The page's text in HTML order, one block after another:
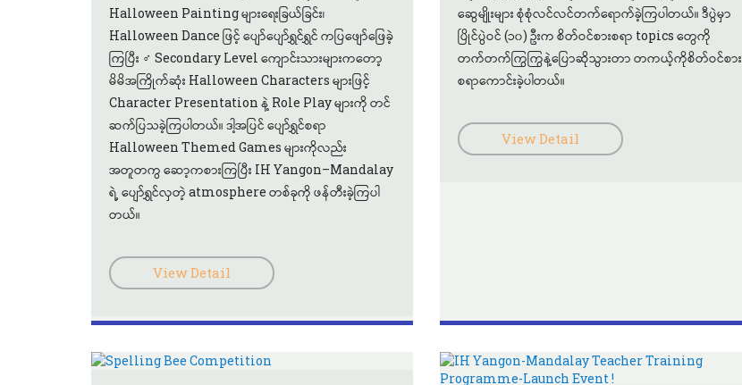
Halloween Painting များရေးခြယ်ခြင်း၊
Halloween Dance ဖြင့် ပျော်ပျော်ရွှင်ရွှင် ကပြဖျော်ဖြေခဲ့
ကြပြီး ‍♂️ Secondary Level ကျောင်းသားများကတော့
မိမိအကြိုက်ဆုံး Halloween Characters များဖြင့်
Character Presentation နဲ့ Role Play များကို တင်
ဆက်ပြသခဲ့ကြပါတယ်။ ဒါ့အပြင် ပျော်ရွှင်စရာ
Halloween Themed Games များကိုလည်း
အတူတကွ ဆော့ကစားကြပြီး IH Yangon–Mandalay
ရဲ့ ပျော်ရွှင်လှတဲ့ atmosphere တစ်ခုကို ဖန်တီးခဲ့ကြပါ
တယ်။
View Detail
ဆွေမျိုးများ စုံစုံလင်လင်တက်ရောက်ခဲ့ကြပါတယ်။ ဒီပွဲမှာ
ပြိုင်ပွဲဝင် (၁၀) ဦးက စိတ်ဝင်စားစရာ topics တွေကို
တက်တက်ကြွကြွနဲ့ပြောဆိုသွားတာ တကယ့်ကိုစိတ်ဝင်စား
စရာကောင်းခဲ့ပါတယ်။
View Detail